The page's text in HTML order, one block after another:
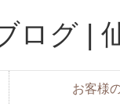
ログ |
お客様